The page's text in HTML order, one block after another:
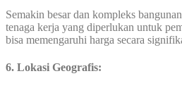
Semakin besar dan kompleks
tenaga kerja yang diperlukan untuk
bisa memengaruhi harga secara
6. Lokasi Geografis: